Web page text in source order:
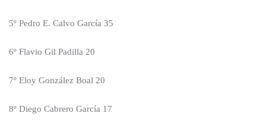
5º Pedro E. Calvo García 35
6º Flavio Gil Padilla 20
7º Eloy González Boal 20
8º Diego Cabrero García 17